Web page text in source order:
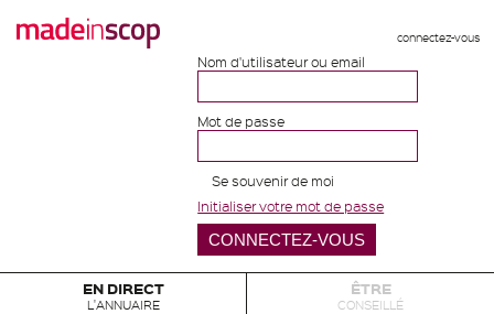
connectez-vous
Nom d'utilisateur ou email
Mot de passe
Se souvenir de moi
Initialiser votre mot de passe
EN DIRECT
L'ANNUAIRE
ÊTRE
CONSEILLÉ